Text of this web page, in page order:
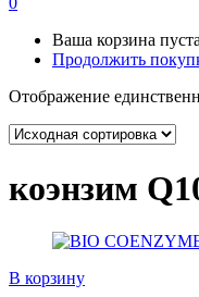
Ваша корзина
Продолжить
Отображение
коэнзим
В корзину